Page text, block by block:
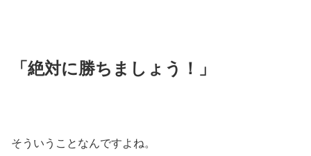
「絶対に勝ちましょう！」
そういうことなんですよね。